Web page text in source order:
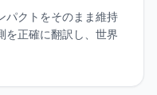
パクトをそのまま維持
を正確に翻訳し、世界